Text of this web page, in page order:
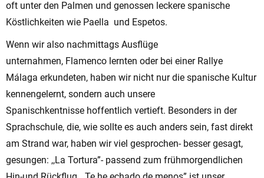
oft unter den Palmen und genossen leckere spanische
Köstlichkeiten wie Paella und Espetos.
Wenn wir also nachmittags Ausflüge
unternahmen, Flamenco lernten oder bei einer Rallye
Málaga erkundeten, haben wir nicht nur die spanische Kultur
kennengelernt, sondern auch unsere
Spanischkentnisse hoffentlich vertieft. Besonders in der
Sprachschule, die, wie sollte es auch anders sein, fast direkt
am Strand war, haben wir viel gesprochen- besser gesagt,
gesungen: ,,La Tortura”- passend zum frühmorgendlichen